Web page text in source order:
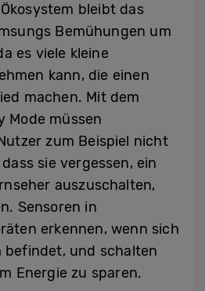
bleibt das
Bemühungen um
es viele kleine
kann, die einen
machen. Mit dem
Mode müssen
zum Beispiel nicht
sie vergessen, ein
auszuschalten,
Sensoren in
erkennen, wenn sich
befindet, und schalten
Energie zu sparen.